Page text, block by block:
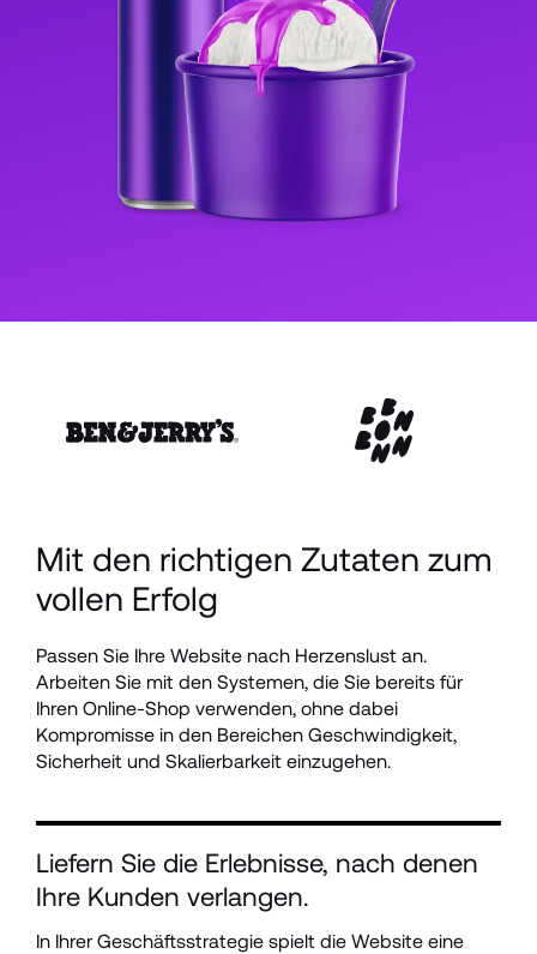
Mit den richtigen Zutaten zum
vollen Erfolg
Passen Sie Ihre Website nach Herzenslust an.
Arbeiten Sie mit den Systemen, die Sie bereits für
Ihren Online-Shop verwenden, ohne dabei
Kompromisse in den Bereichen Geschwindigkeit,
Sicherheit und Skalierbarkeit einzugehen.
Liefern Sie die Erlebnisse, nach denen
Ihre Kunden verlangen.
In Ihrer Geschäftsstrategie spielt die Website eine